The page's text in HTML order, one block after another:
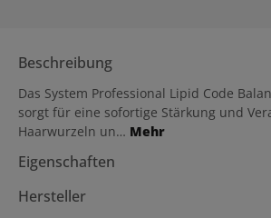
Beschreibung
Das System Professional Lipid Code
sorgt für eine sofortige Stärkung und
Haarwurzeln un… Mehr
Eigenschaften
Hersteller